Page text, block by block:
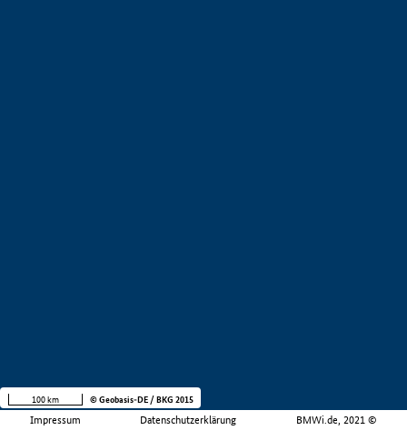
Impressum Datenschutzerklärung BMWi.de, 2021 ©
100 km © Geobasis-DE / BKG 2015